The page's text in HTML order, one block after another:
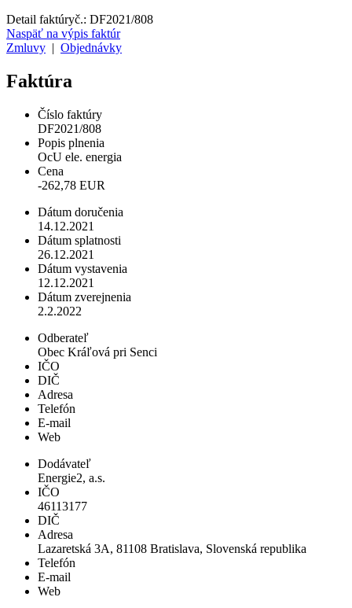
Detail faktúryč.: DF2021/808
Naspäť na výpis faktúr
Zmluvy
Objednávky
Faktúra
Číslo faktúry
DF2021/808
Popis plnenia
OcU ele. energia
Cena
-262,78 EUR
Dátum doručenia
14.12.2021
Dátum splatnosti
26.12.2021
Dátum vystavenia
12.12.2021
Dátum zverejnenia
2.2.2022
Odberateľ
Obec Kráľová pri Senci
IČO
DIČ
Adresa
Telefón
E-mail
Web
Dodávateľ
Energie2, a.s.
IČO
46113177
DIČ
Adresa
Lazaretská 3A, 81108 Bratislava, Slovenská republika
Telefón
E-mail
Web